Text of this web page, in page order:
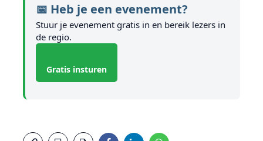
📅 Heb je een evenement?
Stuur je evenement gratis in en bereik lezers in
de regio.
Gratis insturen